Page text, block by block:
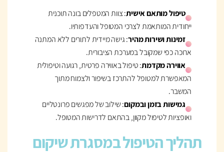
טיפול מותאם אישית: צוות המטפלים בונה תוכנית
ייחודית המותאמת לצרכי המטופל והעדפותיו.
זמינות ושירות מהיר: גישה מיידית לתורים ללא המתנה
ארוכה כפי שמקובל במערכת הציבורית.
אווירה מקדמת: טיפול באווירה פרטית, רגועה וטיפולית
המאפשרת למטופל להתרכז בשיפור ולצמוח מתוך
המשבר.
גמישות בזמן ובמקום: שילוב של מפגשים פרונטליים
ואופציות לטיפול מקוון, בהתאם לדרישות המטופל.
תהליך הטיפול במסגרת שיקום